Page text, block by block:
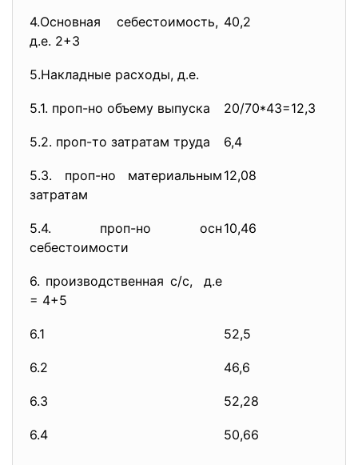
4.Основная себестоимость,
д.е. 2+3
40,2
5.Накладные расходы, д.е.
5.1. проп-но объему выпуска 20/70*43=12,3
5.2. проп-то затратам труда 6,4
5.3. проп-но материальным
затратам
12,08
5.4. проп-но осн
себестоимости
10,46
6. производственная с/с, д.е
= 4+5
6.1 52,5
6.2 46,6
6.3 52,28
6.4 50,66